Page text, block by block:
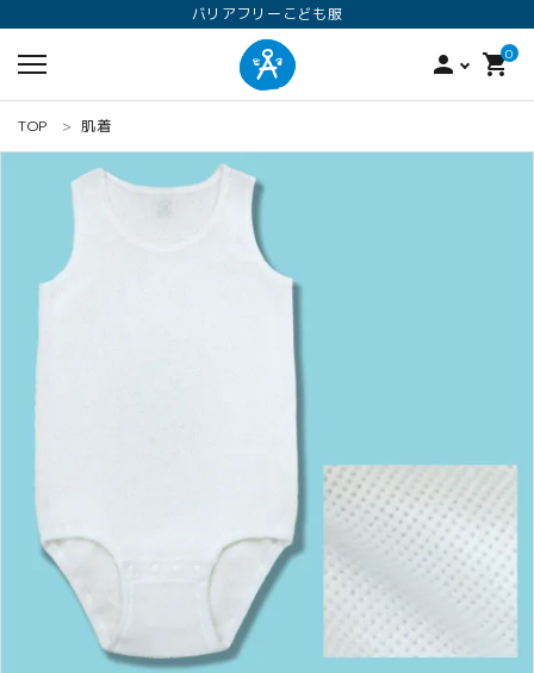
バリアフリーこども服
person 0
shopping_cart
search
商品カテゴリから選ぶ
ACCOUNT MENU
ようこそ ゲスト 様
TOP 肌着